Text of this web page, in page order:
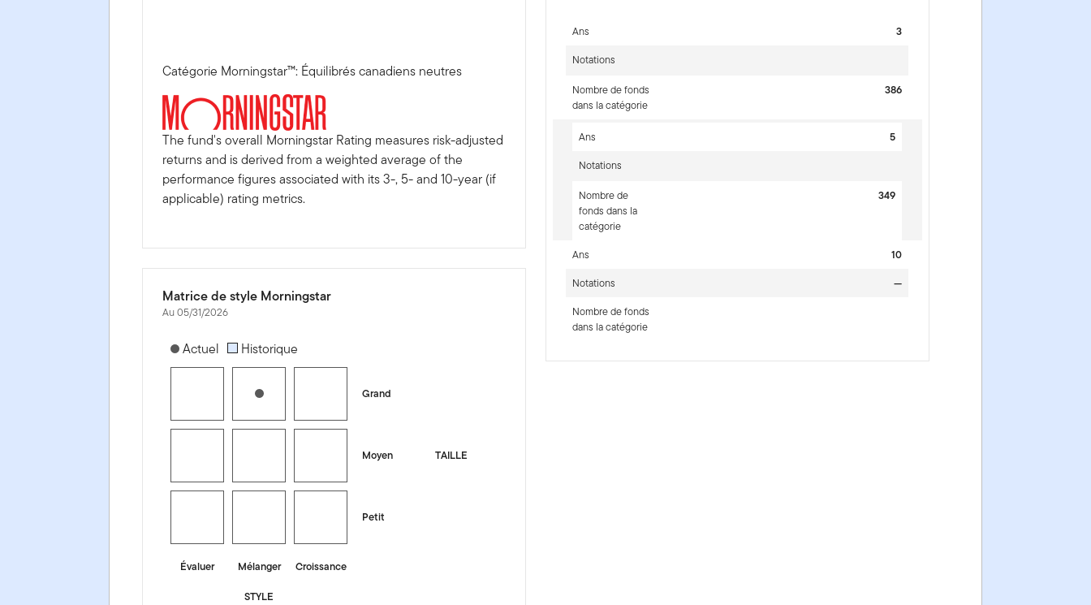
Catégorie Morningstar™: Équilibrés canadiens neutres
The fund's overall Morningstar Rating measures risk-adjusted
returns and is derived from a weighted average of the
performance figures associated with its 3-, 5- and 10-year (if
applicable) rating metrics.
Matrice de style Morningstar
Au 05/31/2026
[products.morningstar-stylebox-title-sr-equity]
Actuel Historique
Grand
TAILLE
Moyen
Petit
Évaluer Mélanger
Croissance
STYLE
Ans
3
Notations
Nombre de fonds
dans la catégorie
386
Ans
5
Notations
Nombre de
fonds dans la
catégorie
349
Ans
10
Notations
—
Nombre de fonds
dans la catégorie